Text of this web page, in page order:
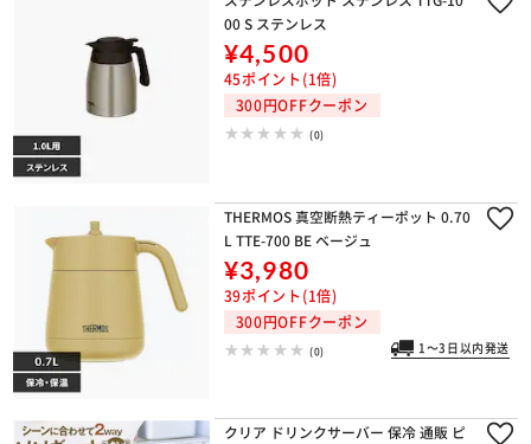
00 S ステンレス
¥4,500
45ポイント(1倍)
300円OFFクーポン
(0)
THERMOS 真空断熱ティーポット 0.70
L TTE-700 BE ベージュ
¥3,980
39ポイント(1倍)
300円OFFクーポン
(0) 1～3日以内発送
クリア ドリンクサーバー 保冷 通販 ピ